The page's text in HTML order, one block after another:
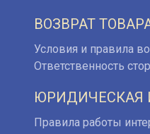
ВОЗВРАТ
Условия и правила
Ответственность
ЮРИДИЧЕСКАЯ
Правила работы